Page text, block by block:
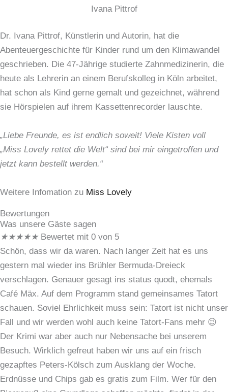
Ivana Pittrof
Dr. Ivana Pittrof, Künstlerin und Autorin, hat die
Abenteuergeschichte für Kinder rund um den Klimawandel
geschrieben. Die 47-Jährige studierte Zahnmedizinerin, die
heute als Lehrerin an einem Berufskolleg in Köln arbeitet,
hat schon als Kind gerne gemalt und gezeichnet, während
sie Hörspielen auf ihrem Kassettenrecorder lauschte.
„Liebe Freunde, es ist endlich soweit! Viele Kisten voll
„Miss Lovely rettet die Welt“ sind bei mir eingetroffen und
jetzt kann bestellt werden.“
Weitere Infomation zu Miss Lovely
Bewertungen
Was unsere Gäste sagen
★★★★★ Bewertet mit 0 von 5
Schön, dass wir da waren. Nach langer Zeit hat es uns
gestern mal wieder ins Brühler Bermuda-Dreieck
verschlagen. Genauer gesagt ins status quodt, ehemals
Café Mäx. Auf dem Programm stand gemeinsames Tatort
schauen. Soviel Ehrlichkeit muss sein: Tatort ist nicht unser
Fall und wir werden wohl auch keine Tatort-Fans mehr 😉
Der Krimi war aber auch nur Nebensache bei unserem
Besuch. Wirklich gefreut haben wir uns auf ein frisch
gezapftes Peters-Kölsch zum Ausklang der Woche.
Erdnüsse und Chips gab es gratis zum Film. Wer für den